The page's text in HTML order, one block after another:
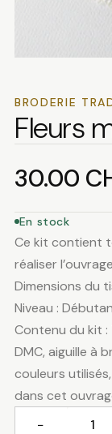
BRODERIE
Fleurs
30.00
En stock
Ce kit contient
réaliser
Dimensions du
Niveau :
Contenu du kit :
DMC, aiguille à
couleurs
dans cet
−